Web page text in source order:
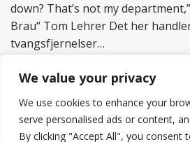
We value your privacy
We use cookies to enhance your
serve personalised ads or content,
By clicking "Accept All", you consent
down? That’s not my
Brau“ Tom Lehrer Det her
tvangsfjernelser…
Read more